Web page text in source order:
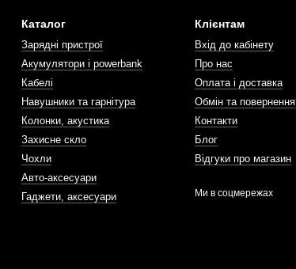
Каталог
Зарядні пристрої
Акумулятори і powerbank
Кабелі
Навушники та гарнітура
Колонки, акустика
Захисне скло
Чохли
Авто-аксесуари
Гаджети, аксесуари
Клієнтам
Вхід до кабінету
Про нас
Оплата і доставка
Обмін та повернення
Контакти
Блог
Відгуки про магазин
Ми в соцмережах